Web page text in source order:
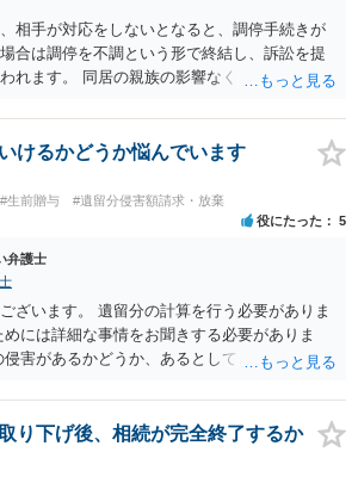
ていることから，実現は困難だと思います。
も，現実的な解決方法（遺産分割協議の落と
歩することを甘受しなければならないかもし
相手が対応をしないとなると、調停手続きが
合は調停を不調という形で終結し、訴訟を提
れます。 同居の親族の影響なく、というのは
ということは難しくなってくるかと思われま
ご相談については、どうしても限界が出てしま
けるかどうか悩んでいます
#生前贈与 #遺留分侵害額請求・放棄
役にたった 5
弁護士
ざいます。 遺留分の計算を行う必要がありま
には詳細な事情をお聞きする必要がありま
害があるかどうか、あるとしてどの程度の金
います。
り下げ後、相続が完全終了するか